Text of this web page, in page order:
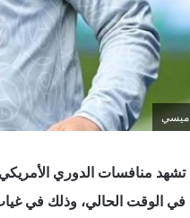
ميسي
تشهد منافسات الدوري
في الوقت الحالي، وذلك في